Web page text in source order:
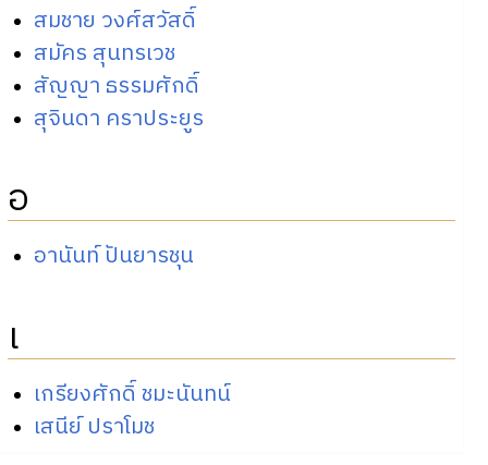
สมชาย วงศ์สวัสดิ์
สมัคร สุนทรเวช
สัญญา ธรรมศักดิ์
สุจินดา คราประยูร
อ
อานันท์ ปันยารชุน
เ
เกรียงศักดิ์ ชมะนันทน์
เสนีย์ ปราโมช